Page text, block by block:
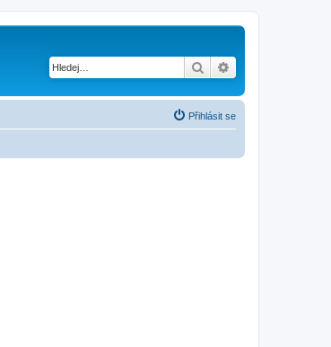
Hledat
Přihlásit se